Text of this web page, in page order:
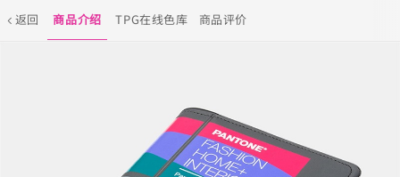
返回 商品介绍 TPG在线色库 商品评价